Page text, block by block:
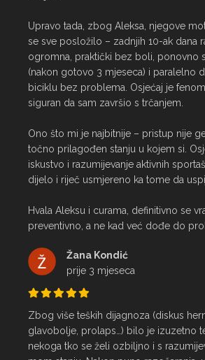
Upravo tada, zbog Aleksa, njegove
se sve posložilo – zadnjih 10-ak dana
ogromna, praktički bez boli, ponovno
(nakon gotovo 3 mjeseca) i paralelno
biciklu bez problema. Osjećaj je
siguran da sam završio s trčanjem.
Ono što mi je najbitnije – pristup nije
točno prilagođen stanju u kojem si.
iskustvo i razumijevanje aktivnih
dijelo i riječ usmjereno ka tome da
Hvala Aleksu i curama, definitivno se
preventivno, a ne kad već dođe do
Žana Kondić
prije 3 mjeseca
Zbog više teških dijagnoza (diskus
glavobolje, prolaps…) bilo je izuzetno
nekoga tko se želi ozbiljno i s